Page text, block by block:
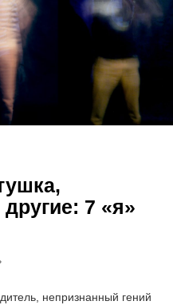
7 «я»
непризнанный гений